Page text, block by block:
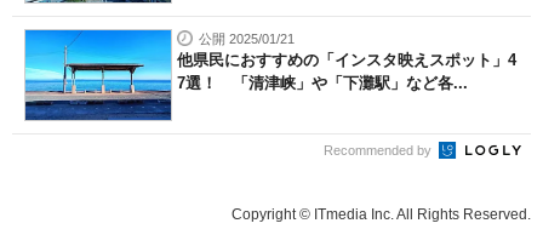
公開 2025/01/21
他県民におすすめの「インスタ映えスポット」4
7選！ 「清津峡」や「下灘駅」など各...
Recommended by
Copyright © ITmedia Inc. All Rights Reserved.